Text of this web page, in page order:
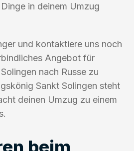
in deinem Umzug
und kontaktiere uns noch
Angebot für
nach Russe zu
Sankt Solingen steht
deinen Umzug zu einem
beim